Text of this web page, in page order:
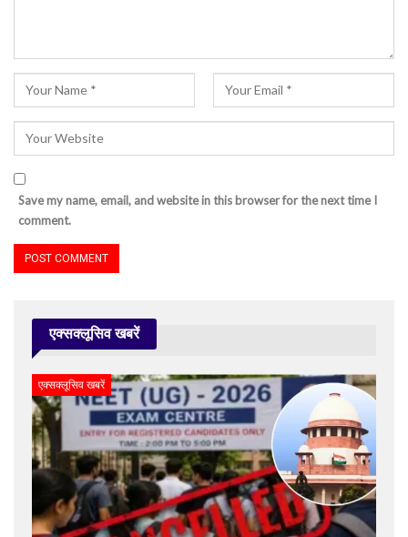
Save my name, email, and website in this browser for the next time I
comment.
एक्सक्लूसिव खबरें
एक्सक्लूसिव खबरें